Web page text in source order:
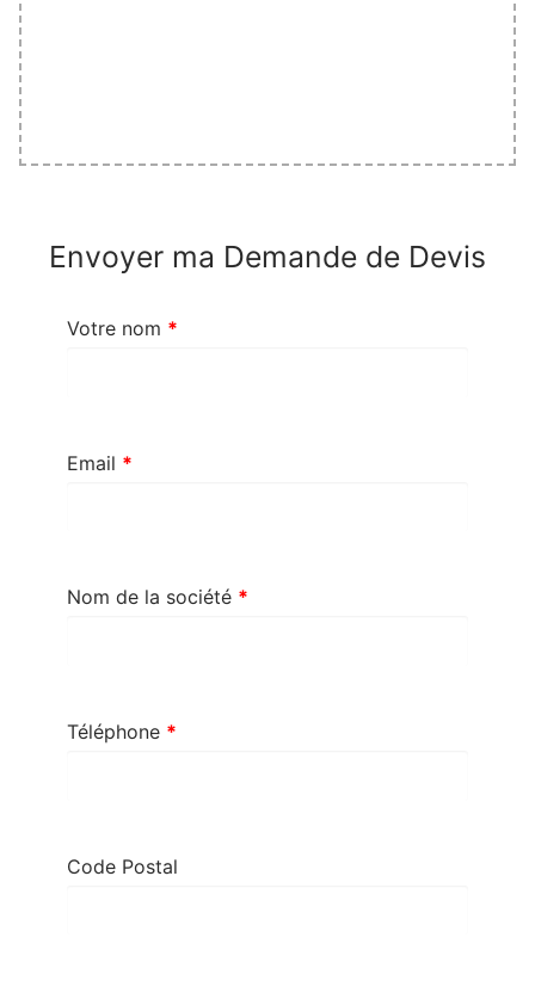
Envoyer ma Demande de Devis
Votre nom *
Email *
Nom de la société *
Téléphone *
Code Postal